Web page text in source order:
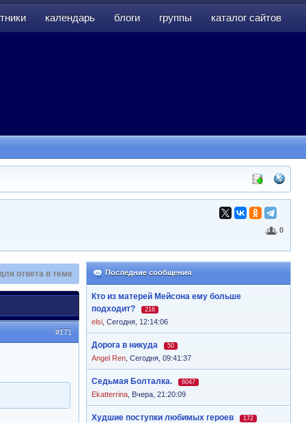
календарь блоги группы каталог сайтов
0
Последние сообщения
Кто из матерей Мейсона ему больше
подходит?
216
elsi Сегодня, 12:14:06
Дорога в никуда 50
Angel Ren Сегодня, 09:41:37
Седьмая Болталка. 6047
Ekatterrina Вчера, 21:20:09
Худшие поступки любимых героев 172
ответа в теме
#171